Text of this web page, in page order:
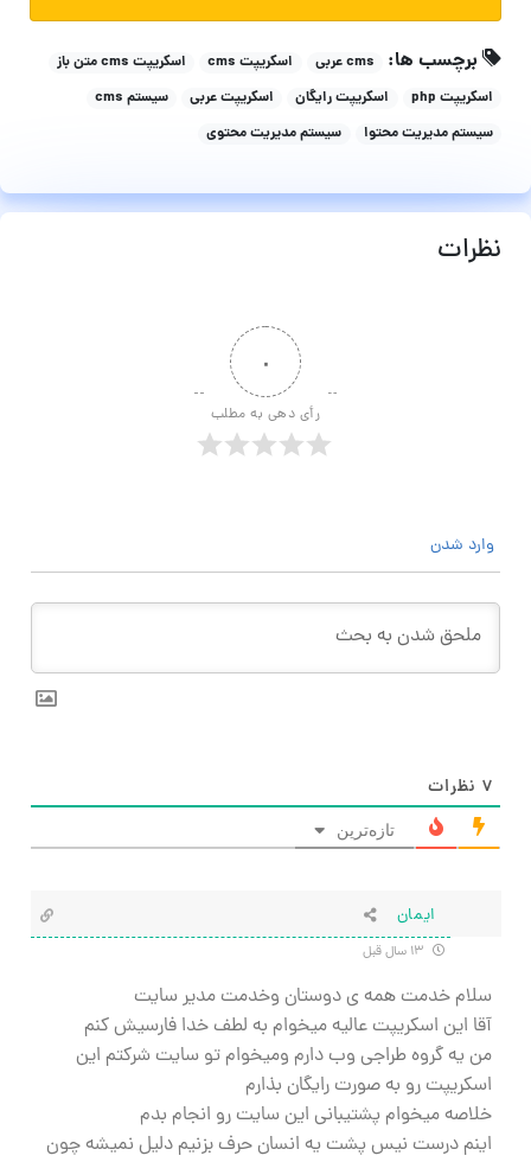
برچسب ها: cms عربی اسکریپت cms
اسکریپت cms متن باز
اسکریپت php
اسکریپت رایگان اسکریپت عربی
سیستم cms
سیستم مدیریت محتوا
سیستم مدیریت محتوی
نظرات
۰
رأی دهی به مطلب
وارد شدن
۷ نظرات
تازه‌ترین
ایمان
سلام خدمت همه ی دوستان وخدمت مدیر سایت
آقا این اسکریپت عالیه میخوام به لطف خدا فارسیش کنم
من یه گروه طراجی وب دارم ومیخوام تو سایت شرکتم این
اسکریپت رو به صورت رایگان بذارم
خلاصه میخوام پشتیبانی این سایت رو انجام بدم
اینم درست نیس پشت یه انسان حرف بزنیم دلیل نمیشه چون